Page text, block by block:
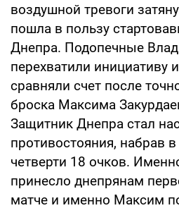
воздушной тревоги
пошла в пользу
Днепра. Подопечные
перехватили инициативу
сравняли счет после
броска Максима
Защитник Днепра стал
противостояния, набрав
четверти 18 очков.
принесло днепрянам
матче и именно Максим